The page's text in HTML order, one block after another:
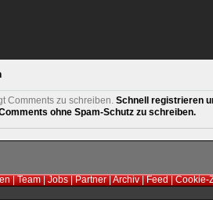
Comments zu schreiben. Schnell registrieren
ohne Spam-Schutz zu schreiben.
|Team|Jobs|Partner|Archiv|Feed|Cookie-